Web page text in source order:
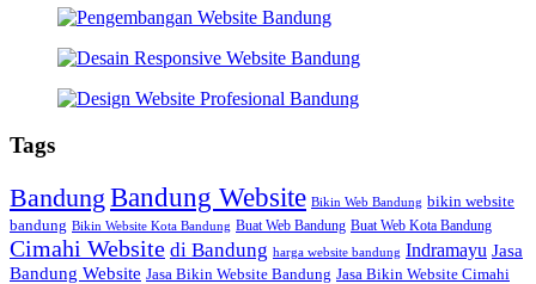
Tags
Bandung Bandung Website Bikin Web Bandung bikin website
bandung Bikin Website Kota Bandung Buat Web Bandung Buat Web Kota Bandung
Cimahi Website di Bandung harga website bandung Indramayu Jasa
Bandung Website Jasa Bikin Website Bandung Jasa Bikin Website Cimahi